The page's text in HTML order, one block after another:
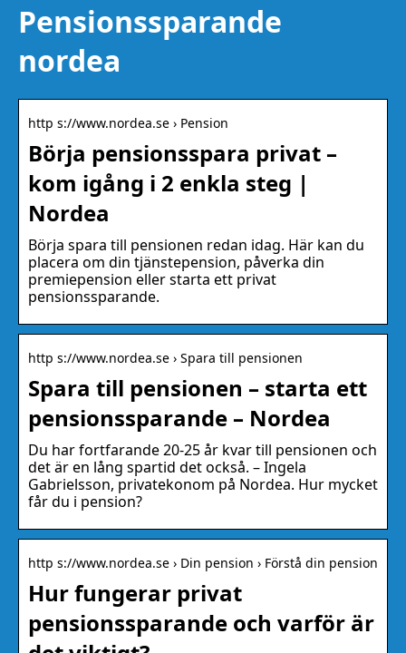
Pensionssparande
nordea
http s://www.nordea.se › Pension
Börja pensionsspara privat –
kom igång i 2 enkla steg |
Nordea
Börja spara till pensionen redan idag. Här kan du
placera om din tjänstepension, påverka din
premiepension eller starta ett privat
pensionssparande.
http s://www.nordea.se › Spara till pensionen
Spara till pensionen – starta ett
pensionssparande – Nordea
Du har fortfarande 20-25 år kvar till pensionen och
det är en lång spartid det också. – Ingela
Gabrielsson, privatekonom på Nordea. Hur mycket
får du i pension?
http s://www.nordea.se › Din pension › Förstå din pension
Hur fungerar privat
pensionssparande och varför är